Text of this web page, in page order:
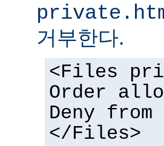
거부한다.
<Files
Order
Deny
</Files>